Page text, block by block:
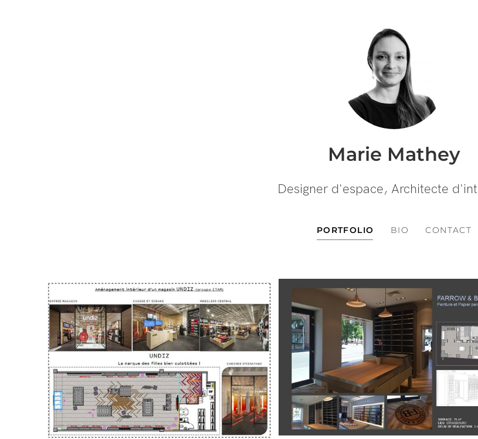
Marie Mathey
Designer d'espace, Architecte
PORTFOLIO BIO CONTACT